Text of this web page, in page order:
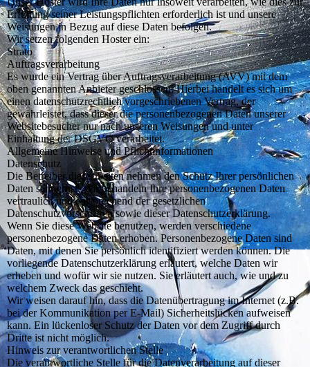
Erfüllung seiner Leistungspflichten erforderlich ist und unsere
Weisungen in Bezug auf diese Daten befolgen.
Wir setzen folgenden Hoster ein:
Strato
Auftragsverarbeitung
Es wurde ein Vertrag über Auftragsverarbeitung (AVV) mit dem
oben genannten Anbieter geschlossen. Hierbei handelt es sich um
einen datenschutzrechtlich vorgeschriebenen Vertrag, der
gewährleistet, dass dieser die personenbezogenen Daten unserer
Websitebesucher nur nach unseren Weisungen und unter
Einhaltung der DSGVO verarbeitet.
Allgemeine Hinweise und Pflichtinformationen
Datenschutz
Die Betreiber dieser Seiten nehmen den Schutz Ihrer persönlichen
Daten sehr ernst. Wir behandeln Ihre personenbezogenen Daten
vertraulich und entsprechend der gesetzlichen
Datenschutzvorschriften sowie dieser Datenschutzerklärung.
Wenn Sie diese Website benutzen, werden verschiedene
personenbezogene Daten erhoben. Personenbezogene Daten sind
Daten, mit denen Sie persönlich identifiziert werden können. Die
vorliegende Datenschutzerklärung erläutert, welche Daten wir
erheben und wofür wir sie nutzen. Sie erläutert auch, wie und zu
welchem Zweck das geschieht.
Wir weisen darauf hin, dass die Datenübertragung im Internet (z.B.
bei der Kommunikation per E-Mail) Sicherheitslücken aufweisen
kann. Ein lückenloser Schutz der Daten vor dem Zugriff durch
Dritte ist nicht möglich.
Hinweis zur verantwortlichen Stelle
Die verantwortliche Stelle für die Datenverarbeitung auf dieser